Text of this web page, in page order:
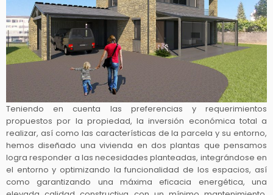
Teniendo en cuenta las preferencias y requerimientos
propuestos por la propiedad, la inversión económica total a
realizar, así como las características de la parcela y su entorno,
hemos diseñado una vivienda en dos plantas que pensamos
logra responder a las necesidades planteadas, integrándose en
el entorno y optimizando la funcionalidad de los espacios, así
como garantizando una máxima eficacia energética, una